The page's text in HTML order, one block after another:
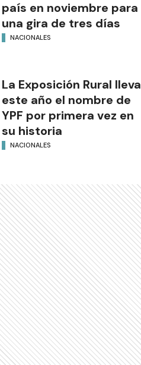
país en noviembre para
una gira de tres días
NACIONALES
La Exposición Rural lleva
este año el nombre de
YPF por primera vez en
su historia
NACIONALES